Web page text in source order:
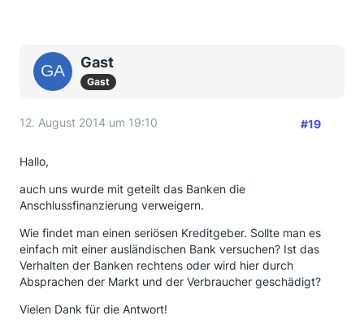
Gast
Gast
12. August 2014 um 19:10 #19
Hallo,
auch uns wurde mit geteilt das Banken die
Anschlussfinanzierung verweigern.
Wie findet man einen seriösen Kreditgeber. Sollte man es
einfach mit einer ausländischen Bank versuchen? Ist das
Verhalten der Banken rechtens oder wird hier durch
Absprachen der Markt und der Verbraucher geschädigt?
Vielen Dank für die Antwort!